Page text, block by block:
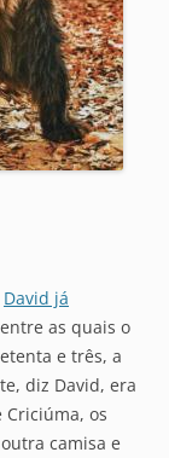
David já
as quais o
e três, a
diz David, era
Criciúma, os
camisa e